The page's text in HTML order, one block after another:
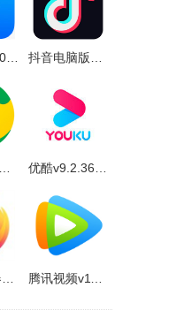
钉钉v7.5.30官方正式版